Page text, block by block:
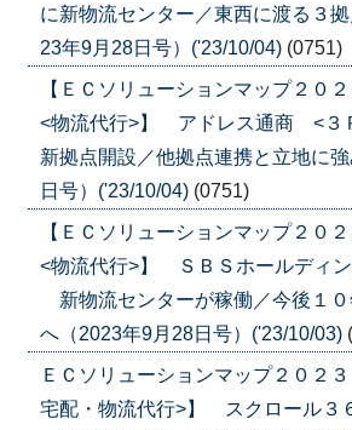
に新物流センター／東西に渡る３
23年9月28日号）('23/10/04) (0751)
【ＥＣソリューションマップ２
<物流代行>】 アドレス通商 <３
新拠点開設／他拠点連携と立地に
日号）('23/10/04) (0751)
【ＥＣソリューションマップ２
<物流代行>】 ＳＢＳホールディ
新物流センターが稼働／今後１
へ（2023年9月28日号）('23/10/03)
ＥＣソリューションマップ２０
宅配・物流代行>】 スクロール３